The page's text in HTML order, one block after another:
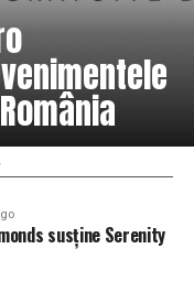
susține Serenity